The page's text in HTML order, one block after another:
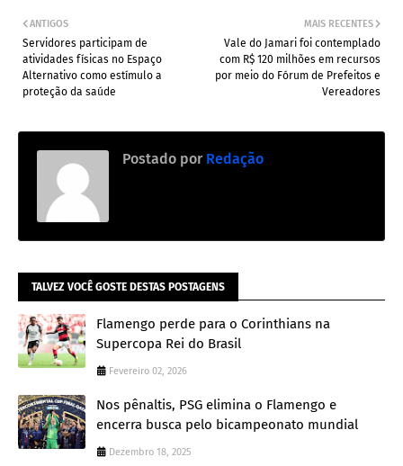
MAIS RECENTES
Vale do Jamari foi contemplado
com R$ 120 milhões em recursos
por meio do Fórum de Prefeitos e
Vereadores
ANTIGOS
Servidores participam de
atividades físicas no Espaço
Alternativo como estímulo a
proteção da saúde
Postado por Redação
TALVEZ VOCÊ GOSTE DESTAS POSTAGENS
Flamengo perde para o Corinthians na
Supercopa Rei do Brasil
Fevereiro 02, 2026
Nos pênaltis, PSG elimina o Flamengo e
encerra busca pelo bicampeonato mundial
Dezembro 18, 2025